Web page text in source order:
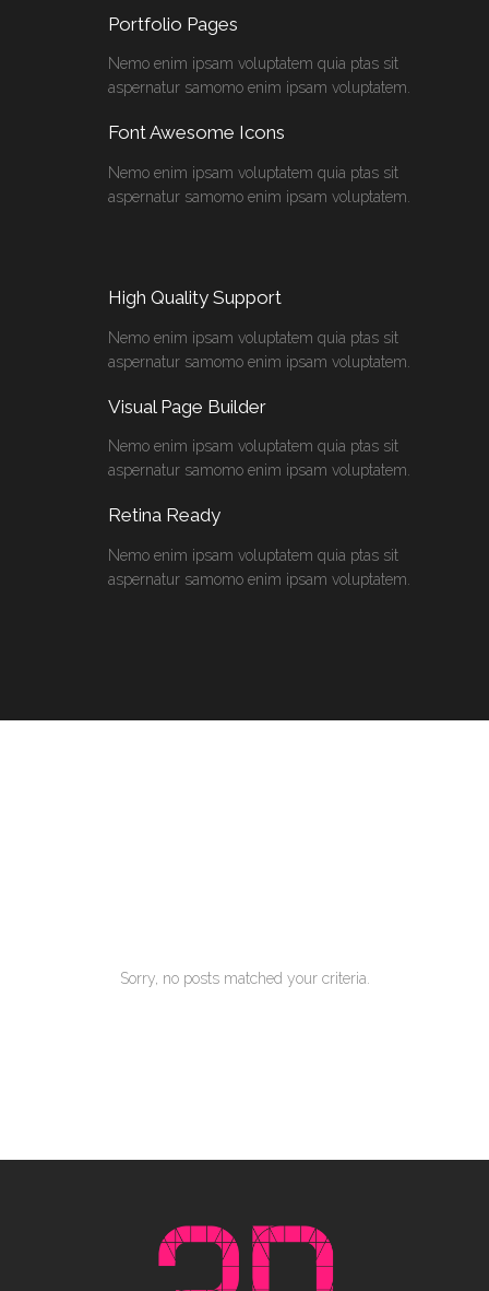
Portfolio Pages
Nemo enim ipsam voluptatem quia ptas sit
aspernatur samomo enim ipsam voluptatem.
Font Awesome Icons
Nemo enim ipsam voluptatem quia ptas sit
aspernatur samomo enim ipsam voluptatem.
High Quality Support
Nemo enim ipsam voluptatem quia ptas sit
aspernatur samomo enim ipsam voluptatem.
Visual Page Builder
Nemo enim ipsam voluptatem quia ptas sit
aspernatur samomo enim ipsam voluptatem.
Retina Ready
Nemo enim ipsam voluptatem quia ptas sit
aspernatur samomo enim ipsam voluptatem.
Sorry, no posts matched your criteria.